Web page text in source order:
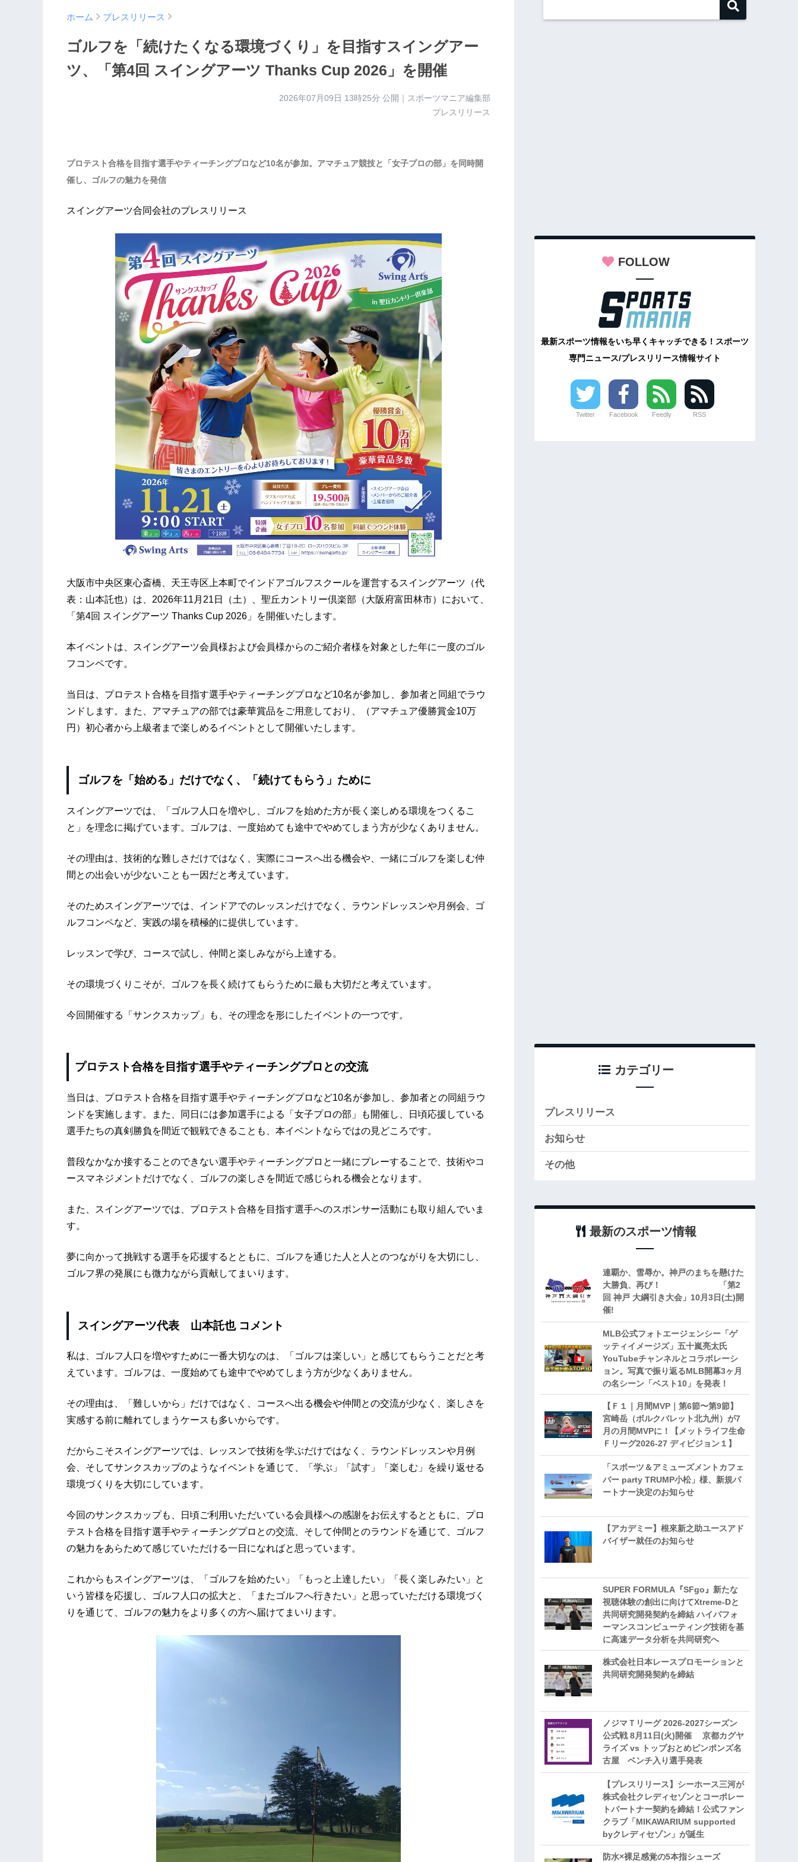
ホーム プレスリリース
ゴルフを「続けたくなる環境づくり」を目指すスイングアー
ツ、「第4回 スイングアーツ Thanks Cup 2026」を開催
2026年07月09日 13時25分 公開｜スポーツマニア編集部
プレスリリース
プロテスト合格を目指す選手やティーチングプロなど10名が参加。アマチュア競技と「女子プロの部」を同時開
催し、ゴルフの魅力を発信
スイングアーツ合同会社のプレスリリース
大阪市中央区東心斎橋、天王寺区上本町でインドアゴルフスクールを運営するスイングアーツ（代
表：山本託也）は、2026年11月21日（土）、聖丘カントリー倶楽部（大阪府富田林市）において、
「第4回 スイングアーツ Thanks Cup 2026」を開催いたします。
本イベントは、スイングアーツ会員様および会員様からのご紹介者様を対象とした年に一度のゴル
フコンペです。
当日は、プロテスト合格を目指す選手やティーチングプロなど10名が参加し、参加者と同組でラウ
ンドします。また、アマチュアの部では豪華賞品をご用意しており、（アマチュア優勝賞金10万
円）初心者から上級者まで楽しめるイベントとして開催いたします。
ゴルフを「始める」だけでなく、「続けてもらう」ために
スイングアーツでは、「ゴルフ人口を増やし、ゴルフを始めた方が長く楽しめる環境をつくるこ
と」を理念に掲げています。ゴルフは、一度始めても途中でやめてしまう方が少なくありません。
その理由は、技術的な難しさだけではなく、実際にコースへ出る機会や、一緒にゴルフを楽しむ仲
間との出会いが少ないことも一因だと考えています。
そのためスイングアーツでは、インドアでのレッスンだけでなく、ラウンドレッスンや月例会、ゴ
ルフコンペなど、実践の場を積極的に提供しています。
レッスンで学び、コースで試し、仲間と楽しみながら上達する。
その環境づくりこそが、ゴルフを長く続けてもらうために最も大切だと考えています。
今回開催する「サンクスカップ」も、その理念を形にしたイベントの一つです。
プロテスト合格を目指す選手やティーチングプロとの交流
当日は、プロテスト合格を目指す選手やティーチングプロなど10名が参加し、参加者との同組ラウ
ンドを実施します。また、同日には参加選手による「女子プロの部」も開催し、日頃応援している
選手たちの真剣勝負を間近で観戦できることも、本イベントならではの見どころです。
普段なかなか接することのできない選手やティーチングプロと一緒にプレーすることで、技術やコ
ースマネジメントだけでなく、ゴルフの楽しさを間近で感じられる機会となります。
また、スイングアーツでは、プロテスト合格を目指す選手へのスポンサー活動にも取り組んでいま
す。
夢に向かって挑戦する選手を応援するとともに、ゴルフを通じた人と人とのつながりを大切にし、
ゴルフ界の発展にも微力ながら貢献してまいります。
スイングアーツ代表 山本託也 コメント
私は、ゴルフ人口を増やすために一番大切なのは、「ゴルフは楽しい」と感じてもらうことだと考
えています。ゴルフは、一度始めても途中でやめてしまう方が少なくありません。
その理由は、「難しいから」だけではなく、コースへ出る機会や仲間との交流が少なく、楽しさを
実感する前に離れてしまうケースも多いからです。
だからこそスイングアーツでは、レッスンで技術を学ぶだけではなく、ラウンドレッスンや月例
会、そしてサンクスカップのようなイベントを通じて、「学ぶ」「試す」「楽しむ」を繰り返せる
環境づくりを大切にしています。
今回のサンクスカップも、日頃ご利用いただいている会員様への感謝をお伝えするとともに、プロ
テスト合格を目指す選手やティーチングプロとの交流、そして仲間とのラウンドを通じて、ゴルフ
の魅力をあらためて感じていただける一日になればと思っています。
これからもスイングアーツは、「ゴルフを始めたい」「もっと上達したい」「長く楽しみたい」と
いう皆様を応援し、ゴルフ人口の拡大と、「またゴルフへ行きたい」と思っていただける環境づく
りを通じて、ゴルフの魅力をより多くの方へ届けてまいります。
FOLLOW
最新スポーツ情報をいち早くキャッチできる！スポーツ
専門ニュース/プレスリリース情報サイト
Twitter Facebook Feedly RSS
カテゴリー
プレスリリース
お知らせ
その他
最新のスポーツ情報
連覇か、雪辱か。神戸のまちを懸けた
大勝負、再び！ 「第2
回 神戸 大綱引き大会」10月3日(土)開
催!
MLB公式フォトエージェンシー「ゲ
ッティイメージズ」五十嵐亮太氏
YouTubeチャンネルとコラボレーシ
ョン。写真で振り返るMLB開幕3ヶ月
の名シーン「ベスト10」を発表！
【Ｆ１｜月間MVP｜第6節〜第9節】
宮崎岳（ボルクバレット北九州）が7
月の月間MVPに！【メットライフ生命
Ｆリーグ2026-27 ディビジョン１】
「スポーツ＆アミューズメントカフェ
バー party TRUMP小松」様、新規パ
ートナー決定のお知らせ
【アカデミー】根來新之助ユースアド
バイザー就任のお知らせ
SUPER FORMULA『SFgo』新たな
視聴体験の創出に向けてXtreme-Dと
共同研究開発契約を締結 ハイパフォ
ーマンスコンピューティング技術を基
に⾼速データ分析を共同研究へ
株式会社日本レースプロモーションと
共同研究開発契約を締結
ノジマＴリーグ 2026-2027シーズン
公式戦 8月11日(火)開催 京都カグヤ
ライズ vs トップおとめピンポンズ名
古屋 ベンチ入り選手発表
【プレスリリース】シーホース三河が
株式会社クレディセゾンとコーポレー
トパートナー契約を締結！公式ファン
クラブ「MIKAWARIUM supported
byクレディセゾン」が誕生
防水×裸足感覚の5本指シューズ